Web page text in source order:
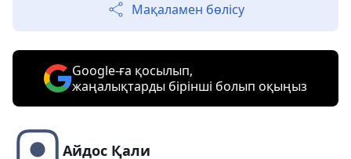
Мақаламен бөлісу
Google-ға қосылып,
жаңалықтарды бірінші болып оқыңыз
Айдос Қали